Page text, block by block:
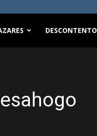
DESCONTENTO